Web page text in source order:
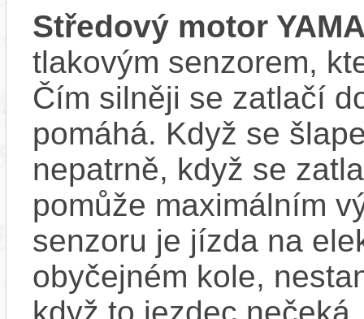
Středový motor
tlakovým senzorem,
Čím silněji se zatlačí
pomáhá. Když se
nepatrně, když se
pomůže maximálním
senzoru je jízda na
obyčejném kole,